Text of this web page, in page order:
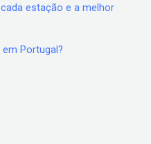
estação e a melhor
Portugal?